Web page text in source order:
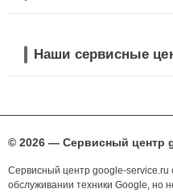
Наши сервисные
© 2026 — Сервисный центр
Сервисный центр google-service.ru
обслуживании техники Google, но